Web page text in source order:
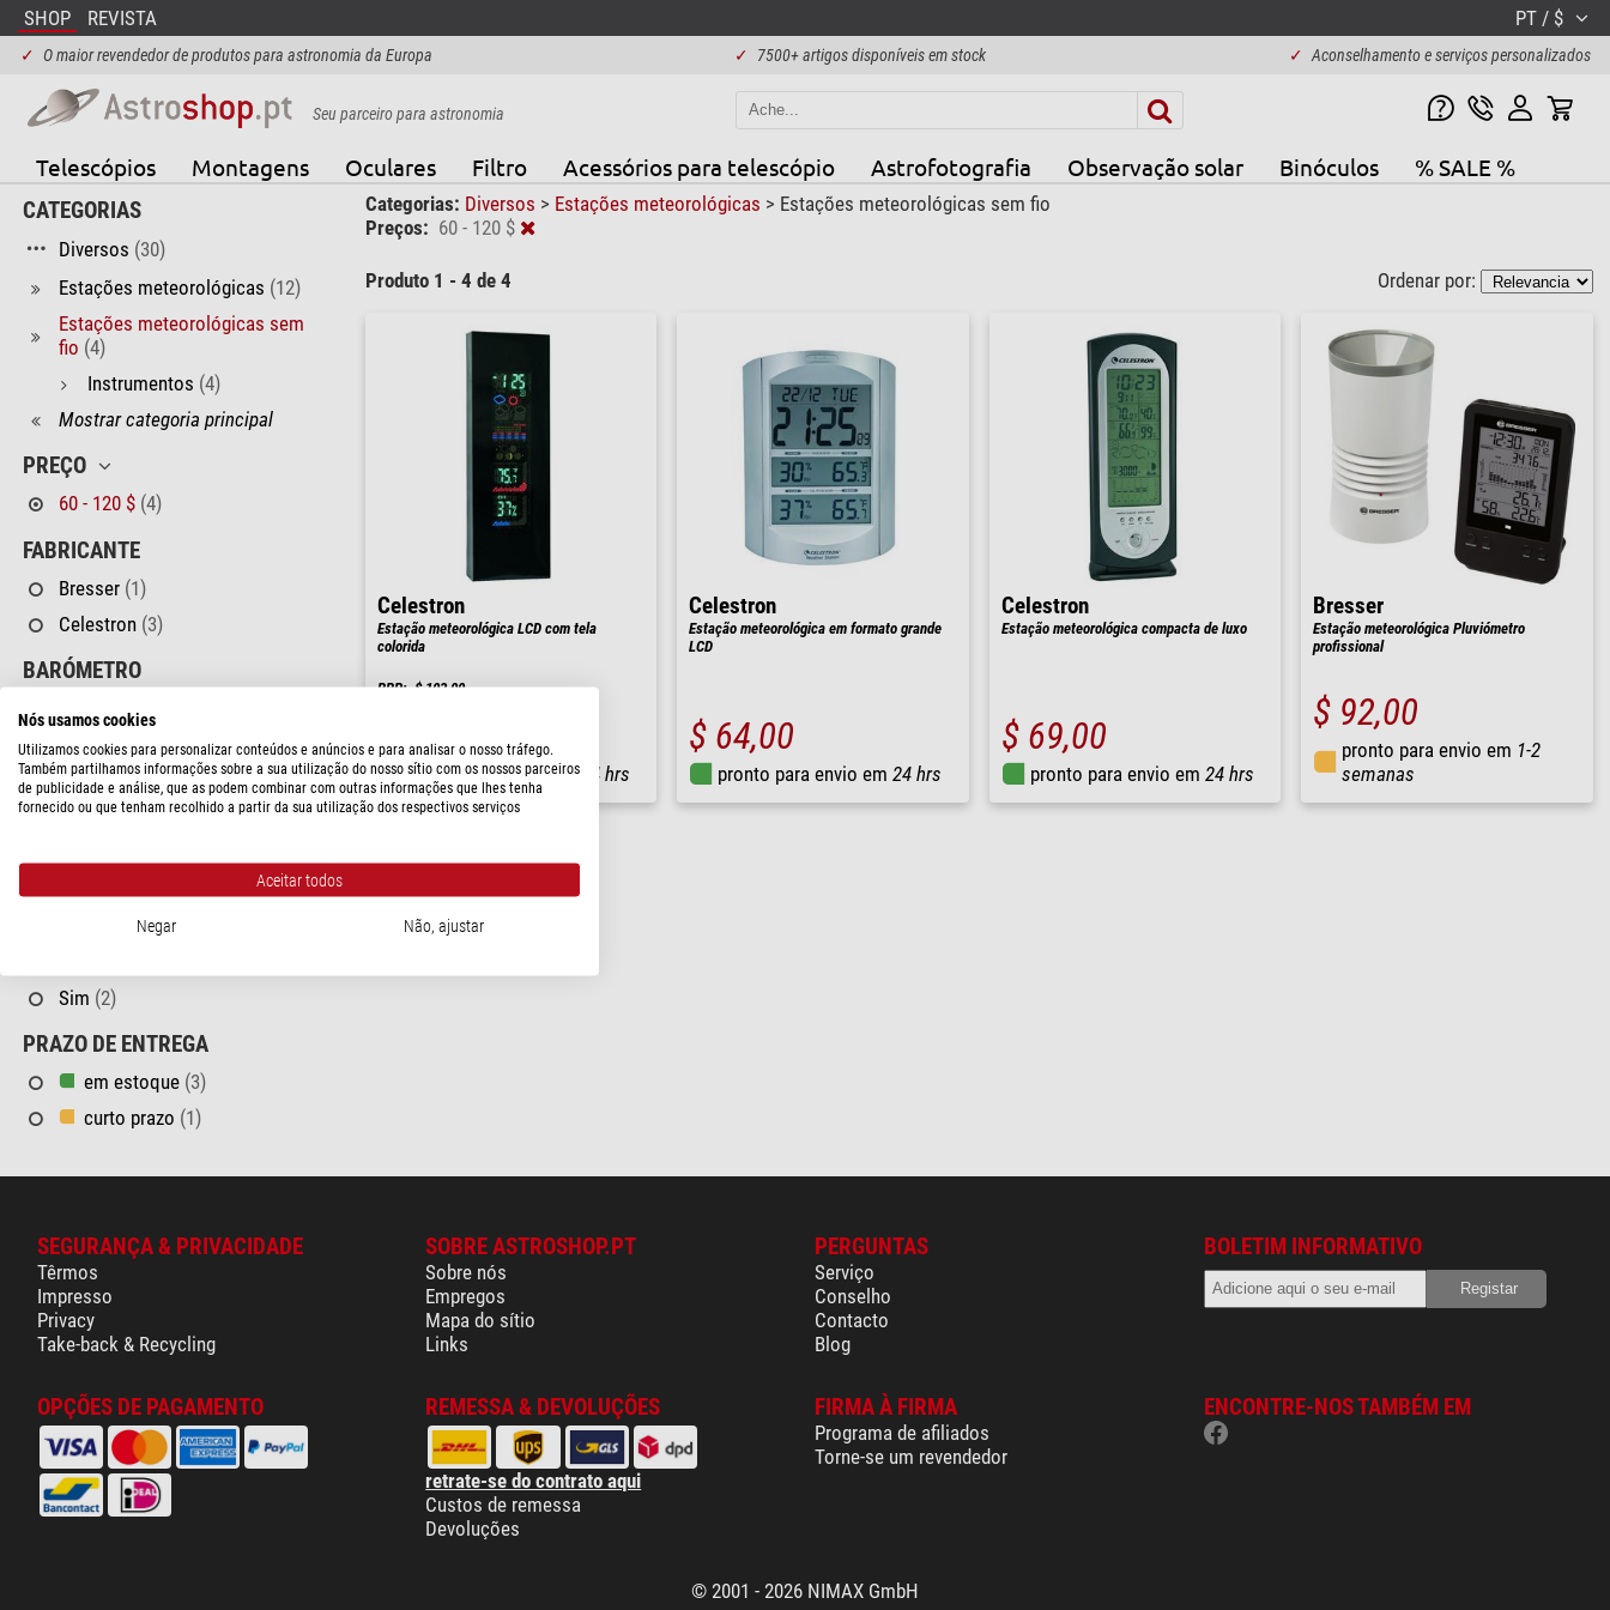
SHOP REVISTA PT / $
✓ O maior revendedor de produtos para astronomia da Europa ✓ 7500+ artigos disponíveis em stock ✓ Aconselhamento e serviços personalizados
Seu parceiro para astronomia
Telescópios Montagens Oculares Filtro Acessórios para telescópio Astrofotografia Observação solar Binóculos % SALE %
CATEGORIAS
Diversos (30)
Estações meteorológicas (12)
Estações meteorológicas sem
fio (4)
Instrumentos (4)
Mostrar categoria principal
PREÇO
60 - 120 $ (4)
FABRICANTE
Bresser (1)
Celestron (3)
BARÓMETRO
HIGRÔMETRO
Dentro E Fora(3)
Sim (2)
PRAZO DE ENTREGA
em estoque (3)
curto prazo (1)
Categorias: Diversos > Estações meteorológicas > Estações meteorológicas sem fio
Preços: 60 - 120 $
Produto 1 - 4 de 4 Ordenar por:
Celestron
Estação meteorológica LCD com tela
colorida
RRP: $ 103,00
$ 92,00
pronto para envio em 24 hrs
Celestron
Estação meteorológica em formato grande
LCD
$ 64,00
pronto para envio em 24 hrs
Celestron
Estação meteorológica compacta de luxo
$ 69,00
pronto para envio em 24 hrs
Bresser
Estação meteorológica Pluviómetro
profissional
$ 92,00
pronto para envio em 1-2
semanas
SEGURANÇA & PRIVACIDADE
Têrmos
Impresso
Privacy
Take-back & Recycling
SOBRE ASTROSHOP.PT
Sobre nós
Empregos
Mapa do sítio
Links
PERGUNTAS
Serviço
Conselho
Contacto
Blog
BOLETIM INFORMATIVO
OPÇÕES DE PAGAMENTO REMESSA & DEVOLUÇÕES
retrate-se do contrato aqui
Custos de remessa
Devoluções
FIRMA À FIRMA
Programa de afiliados
Torne-se um revendedor
ENCONTRE-NOS TAMBÉM EM
© 2001 - 2026 NIMAX GmbH
Nós usamos cookies
Utilizamos cookies para personalizar conteúdos e anúncios e para analisar o nosso tráfego.
Também partilhamos informações sobre a sua utilização do nosso sítio com os nossos parceiros
de publicidade e análise, que as podem combinar com outras informações que lhes tenha
fornecido ou que tenham recolhido a partir da sua utilização dos respectivos serviços
Aceitar todos
Negar Não, ajustar